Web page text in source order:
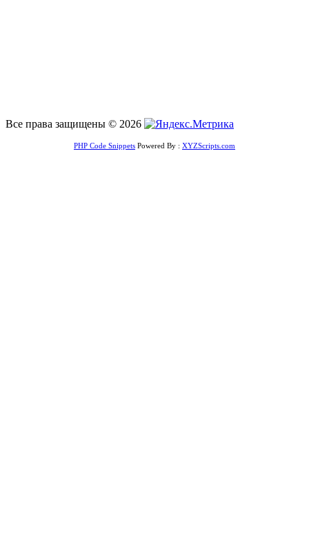
Все права защищены © 2026
PHP Code Snippets Powered By : XYZScripts.com